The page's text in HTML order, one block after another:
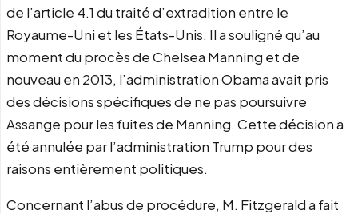
de l’article 4.1 du traité d’extradition entre le
Royaume-Uni et les États-Unis. Il a souligné qu’au
moment du procès de Chelsea Manning et de
nouveau en 2013, l’administration Obama avait pris
des décisions spécifiques de ne pas poursuivre
Assange pour les fuites de Manning. Cette décision a
été annulée par l’administration Trump pour des
raisons entièrement politiques.
Concernant l’abus de procédure, M. Fitzgerald a fait